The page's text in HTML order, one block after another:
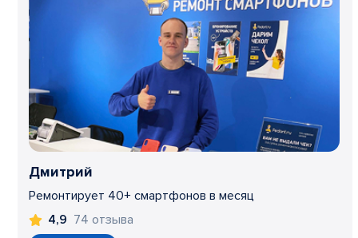
Дмитрий
Ремонтирует 40+ смартфонов в месяц
4,9 74 отзыва